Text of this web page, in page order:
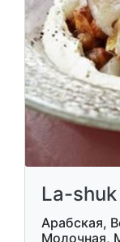
La-shuk
Арабская,
Молочная,